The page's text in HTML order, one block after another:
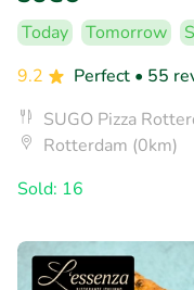
Today Tomorrow
9.2
Perfect • 55
SUGO Pizza
Rotterdam (0km)
Sold: 16